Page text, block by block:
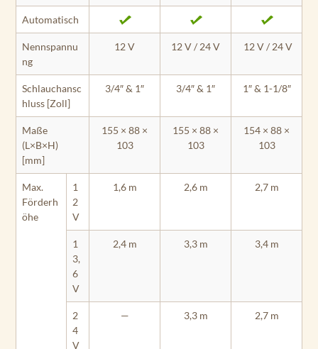
Automatisch
Nennspannu
ng
12 V 12 V / 24 V 12 V / 24 V
Schlauchansc
hluss [Zoll]
3/4″ & 1″ 3/4″ & 1″ 1″ & 1-1/8″
Maße
(L×B×H)
[mm]
155 × 88 ×
103
155 × 88 ×
103
154 × 88 ×
103
Max.
Förderh
öhe
1
2
V
1,6 m 2,6 m 2,7 m
1
3,
6
V
2,4 m 3,3 m 3,4 m
2
4
V
— 3,3 m 2,7 m